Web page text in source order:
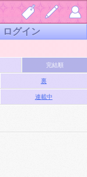
しお
り一 説を
書く
ペー
ログイン
完結順
裏
連載中